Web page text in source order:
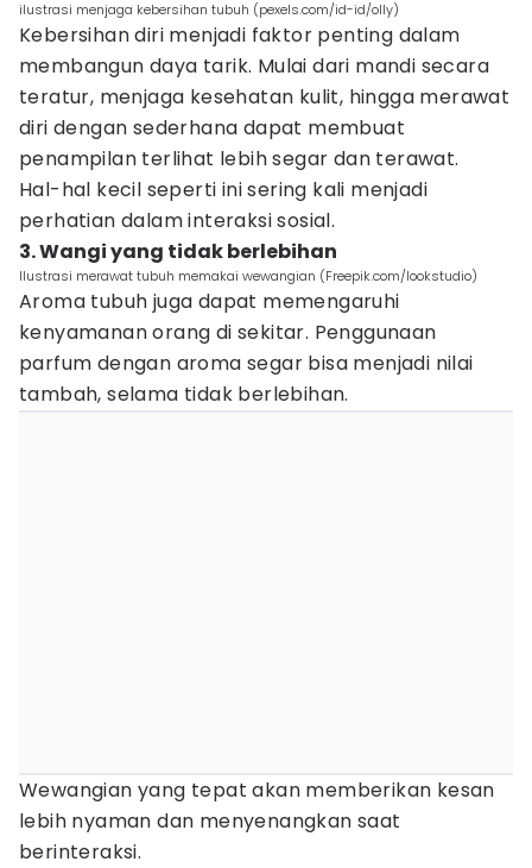
ilustrasi menjaga kebersihan tubuh (pexels.com/id-id/olly)
Kebersihan diri menjadi faktor penting dalam
membangun daya tarik. Mulai dari mandi secara
teratur, menjaga kesehatan kulit, hingga merawat
diri dengan sederhana dapat membuat
penampilan terlihat lebih segar dan terawat.
Hal-hal kecil seperti ini sering kali menjadi
perhatian dalam interaksi sosial.
3. Wangi yang tidak berlebihan
Ilustrasi merawat tubuh memakai wewangian (Freepik.com/lookstudio)
Aroma tubuh juga dapat memengaruhi
kenyamanan orang di sekitar. Penggunaan
parfum dengan aroma segar bisa menjadi nilai
tambah, selama tidak berlebihan.
Wewangian yang tepat akan memberikan kesan
lebih nyaman dan menyenangkan saat
berinteraksi.